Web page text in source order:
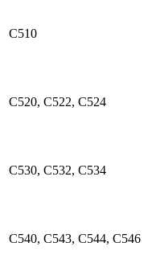
C510
C520, C522, C524
C530, C532, C534
C540, C543, C544, C546